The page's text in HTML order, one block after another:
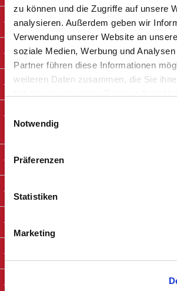
zu können und die Zugriffe auf unsere
analysieren. Außerdem geben wir
Verwendung unserer Website an
soziale Medien, Werbung und
Partner führen diese Informationen
weiteren Daten zusammen, die Sie
Notwendig
Präferenzen
Statistiken
Marketing
Cédric Allenbach A3
Christian Roth Pro
Christoph Feuz W.
Jason Maurer
Jonas Zehnder